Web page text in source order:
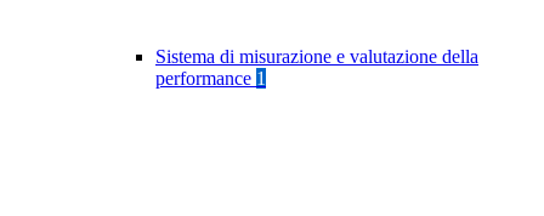
Sistema di misurazione e valutazione della
performance 1